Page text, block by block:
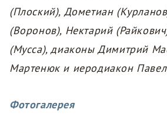
(Плоский), Дометиан
(Воронов), Нектарий
(Мусса), диаконы Димитрий
Мартенюк и иеродиакон
Фотогалерея